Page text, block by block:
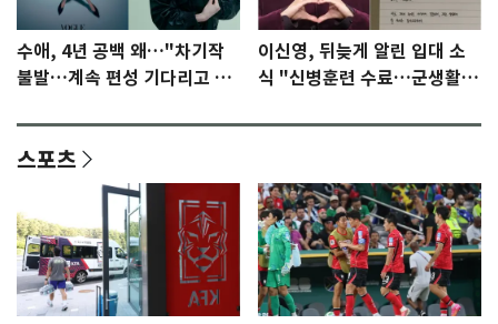
수애, 4년 공백 왜…"차기작
불발…계속 편성 기다리고 있
이신영, 뒤늦게 알린 입대 소
식 "신병훈련 수료…군생활
스포츠